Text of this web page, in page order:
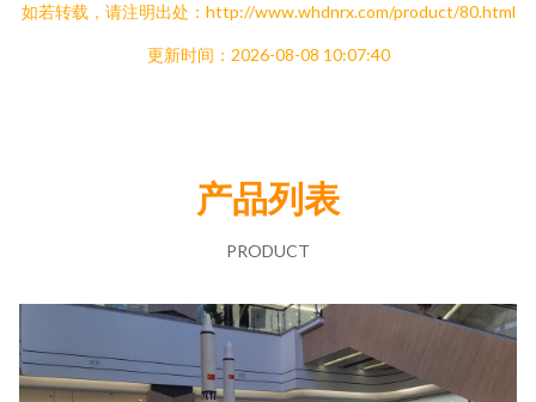
如若转载，请注明出处：http://www.whdnrx.com/product/80.html
更新时间：2026-08-08 10:07:40
产品列表
PRODUCT